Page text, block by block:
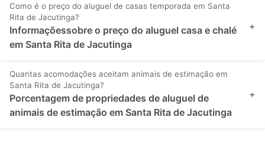
Como é o preço do aluguel de casas temporada em Santa
Rita de Jacutinga?
Informaçõessobre o preço do aluguel casa e chalé
em Santa Rita de Jacutinga
+
Quantas acomodações aceitam animais de estimação em
Santa Rita de Jacutinga?
Porcentagem de propriedades de aluguel de
animais de estimação em Santa Rita de Jacutinga
+